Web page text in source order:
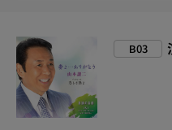
B03